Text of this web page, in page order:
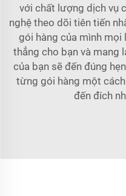
với chất lượng dịch vụ
nghệ theo dõi tiên tiến
gói hàng của mình mọi
thẳng cho bạn và mang
của bạn sẽ đến đúng
từng gói hàng một
đến đích